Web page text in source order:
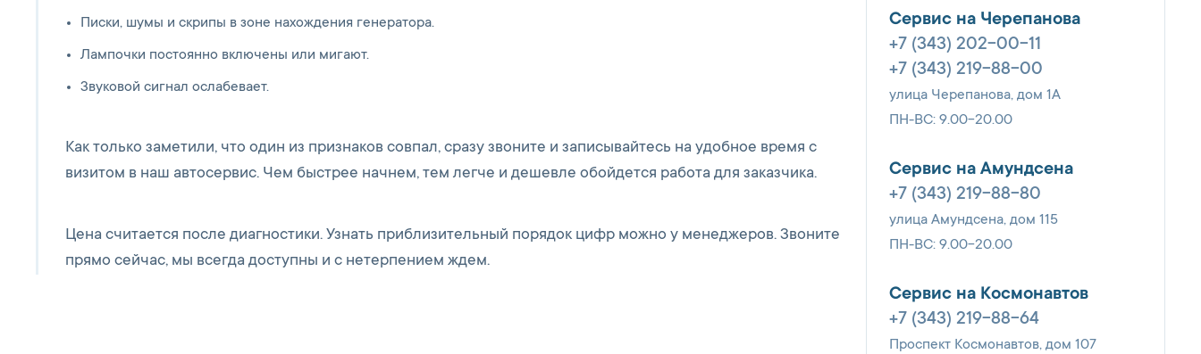
Писки, шумы и скрипы в зоне нахождения генератора.
Лампочки постоянно включены или мигают.
Звуковой сигнал ослабевает.
Как только заметили, что один из признаков совпал, сразу звоните и записывайтесь на удобное время с
визитом в наш автосервис. Чем быстрее начнем, тем легче и дешевле обойдется работа для заказчика.
Цена считается после диагностики. Узнать приблизительный порядок цифр можно у менеджеров. Звоните
прямо сейчас, мы всегда доступны и с нетерпением ждем.
Сервис на Черепанова
+7 (343) 202-00-11
+7 (343) 219-88-00
улица Черепанова, дом 1А
ПН-ВС: 9.00-20.00
Сервис на Амундсена
+7 (343) 219-88-80
улица Амундсена, дом 115
ПН-ВС: 9.00-20.00
Сервис на Космонавтов
+7 (343) 219-88-64
Проспект Космонавтов, дом 107